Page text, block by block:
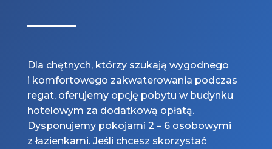
Dla chętnych, którzy szukają wygodnego
i komfortowego zakwaterowania podczas
regat, oferujemy opcję pobytu w budynku
hotelowym za dodatkową opłatą.
Dysponujemy pokojami 2 – 6 osobowymi
z łazienkami. Jeśli chcesz skorzystać